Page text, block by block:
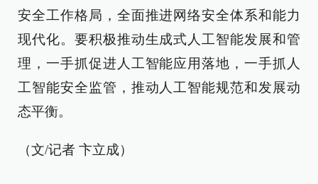
安全工作格局，全面推进网络安全体系和能力
现代化。要积极推动生成式人工智能发展和管
理，一手抓促进人工智能应用落地，一手抓人
工智能安全监管，推动人工智能规范和发展动
态平衡。
（文/记者 卞立成）